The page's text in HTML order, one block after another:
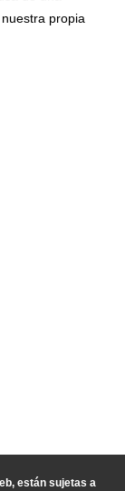
propia
están sujetas a